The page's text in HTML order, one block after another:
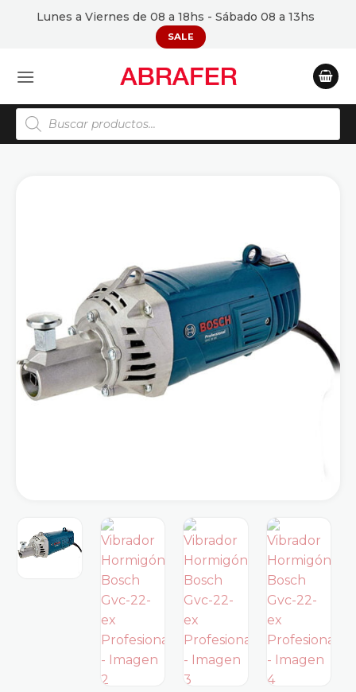
Lunes a Viernes de 08 a 18hs - Sábado 08 a 13hs
SALE
Búsqueda
de
productos